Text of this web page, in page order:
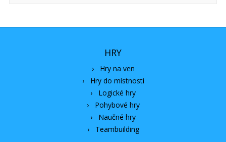
HRY
› Hry na ven
› Hry do místnosti
› Logické hry
› Pohybové hry
› Naučné hry
› Teambuilding